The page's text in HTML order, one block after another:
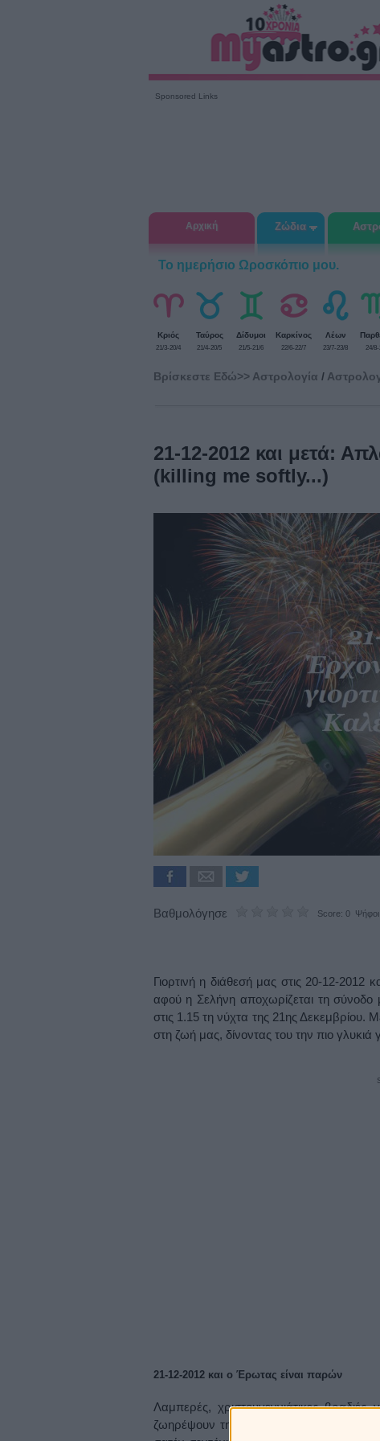
Sponsored Links
Αρχική Ζώδια
Το ημερήσιο Ωροσκόπιο μου.
Κριός
21/3-20/4
Ταύρος
21/4-20/5
Δίδυμοι
21/5-21/6
Καρκίνος
22/6-22/7
Λέων
23/7-23/8 24/8-
Βρίσκεστε Eδώ>> Αστρολογία /
21-12-2012 και μετά:
(killing me softly...)
Βαθμολόγησε Score: 0
Γιορτινή η διάθεσή μας στις 20-12-2012
αφού η Σελήνη αποχωρίζεται τη σύνοδο
στις 1.15 τη νύχτα της 21ης Δεκεμβρίου.
στη ζωή μας, δίνοντας του την πιο γλυκιά
21-12-2012 και ο Έρωτας είναι παρών
Λαμπερές, χριστουγεννιάτικες
ζωηρέψουν τη διάθεσή τους και να